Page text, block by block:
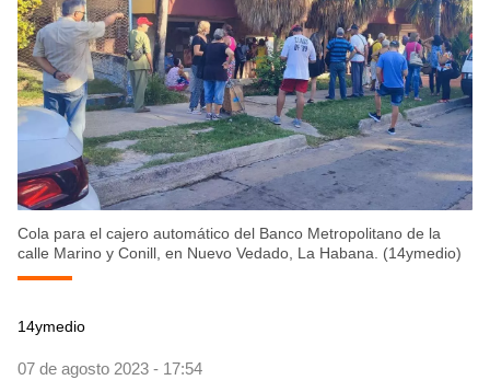
Cola para el cajero automático del Banco Metropolitano de la
calle Marino y Conill, en Nuevo Vedado, La Habana. (14ymedio)
14ymedio
07 de agosto 2023 - 17:54